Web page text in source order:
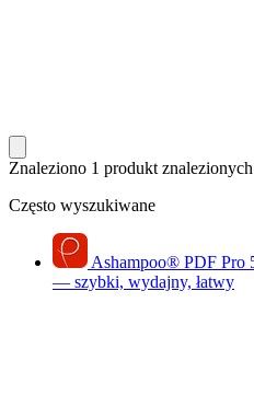
Znaleziono 1 produkt
Często wyszukiwane
Ashampoo® PDF Pro
— szybki, wydajny, łatwy